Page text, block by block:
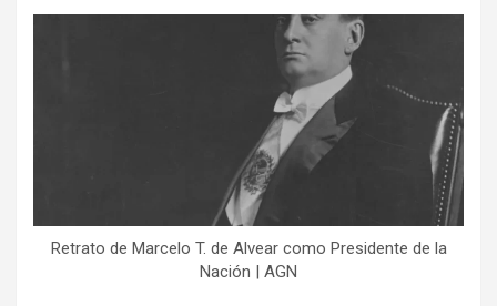
Retrato de Marcelo T. de Alvear como Presidente de la
Nación | AGN